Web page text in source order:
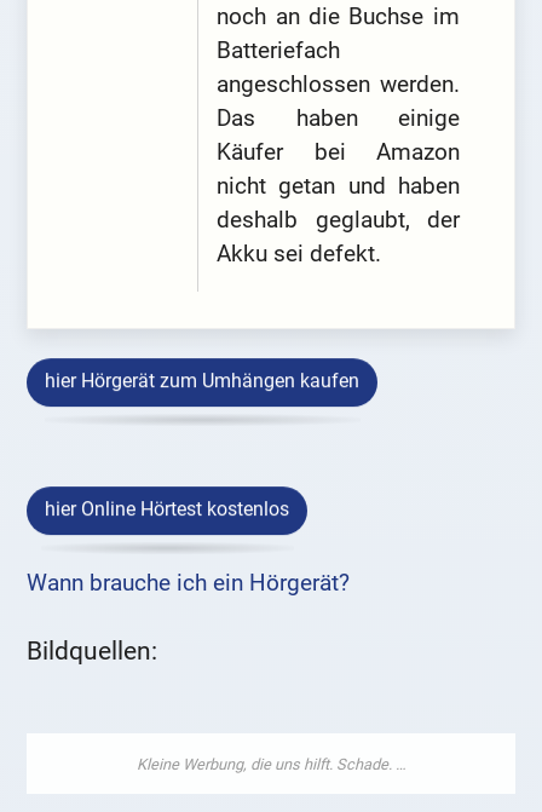
noch an die Buchse im
Batteriefach
angeschlossen werden.
Das haben einige
Käufer bei Amazon
nicht getan und haben
deshalb geglaubt, der
Akku sei defekt.
hier Hörgerät zum Umhängen kaufen
hier Online Hörtest kostenlos
Wann brauche ich ein Hörgerät?
Bildquellen: